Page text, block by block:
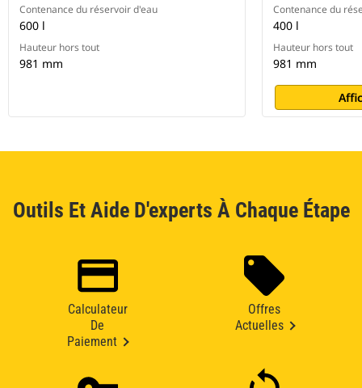
Contenance du réservoir d'eau
600 l
Hauteur hors tout
981 mm
Contenance du
400 l
Hauteur hors tout
981 mm
Outils Et Aide D'experts À Chaque Étape
Calculateur
De
Paiement
Offres
Actuelles